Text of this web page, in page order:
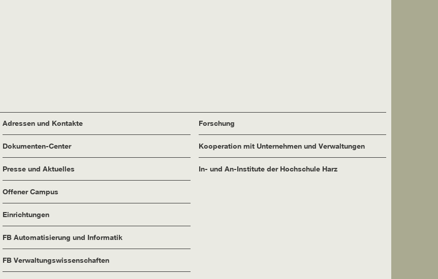
Adressen und Kontakte
Dokumenten-Center
Presse und Aktuelles
Offener Campus
Einrichtungen
FB Automatisierung und Informatik
FB Verwaltungswissenschaften
Forschung
Kooperation mit Unternehmen und Verwaltungen
In- und An-Institute der Hochschule Harz